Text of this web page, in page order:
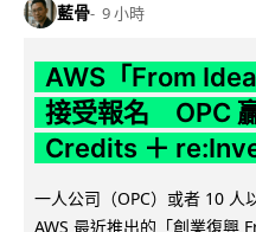
藍骨 9 小時
AWS「From
接受報名 OPC
Credits ＋
一人公司（OPC）或者 10 人
AWS 最近推出的「創業復興